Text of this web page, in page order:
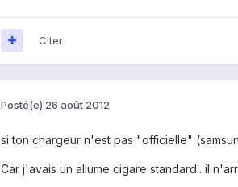
Citer
Posté(e) 26 août 2012
si ton chargeur n'est pas "officielle"
Car j'avais un allume cigare standard.. il